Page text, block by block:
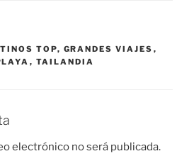
TOP, GRANDES VIAJES ,
, TAILANDIA
electrónico no será publicada.